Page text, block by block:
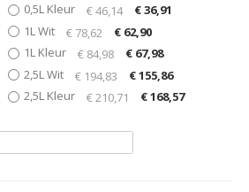
0,5L Kleur
€ 46,14
€ 36,91
1L Wit
€ 78,62
€ 62,90
1L Kleur
€ 84,98
€ 67,98
2,5L Wit
€ 194,83
€ 155,86
2,5L Kleur
€ 210,71 € 168,57